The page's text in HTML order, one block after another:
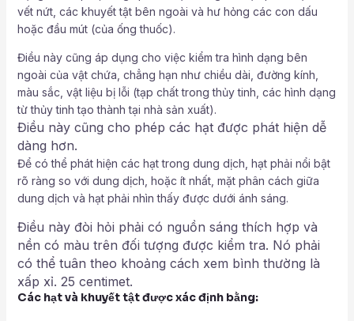
vết nứt, các khuyết tật bên ngoài và hư hỏng các con dấu
hoặc đầu mút (của ống thuốc).
Điều này cũng áp dụng cho việc kiểm tra hình dạng bên
ngoài của vật chứa, chẳng hạn như chiều dài, đường kính,
màu sắc, vật liệu bị lỗi (tạp chất trong thủy tinh, các hình dạng
từ thủy tinh tạo thành tại nhà sản xuất).
Điều này cũng cho phép các hạt được phát hiện dễ
dàng hơn.
Để có thể phát hiện các hạt trong dung dịch, hạt phải nổi bật
rõ ràng so với dung dịch, hoặc ít nhất, mặt phân cách giữa
dung dịch và hạt phải nhìn thấy được dưới ánh sáng.
Điều này đòi hỏi phải có nguồn sáng thích hợp và
nền có màu trên đối tượng được kiểm tra. Nó phải
có thể tuân theo khoảng cách xem bình thường là
xấp xỉ. 25 centimet.
Các hạt và khuyết tật được xác định bằng: